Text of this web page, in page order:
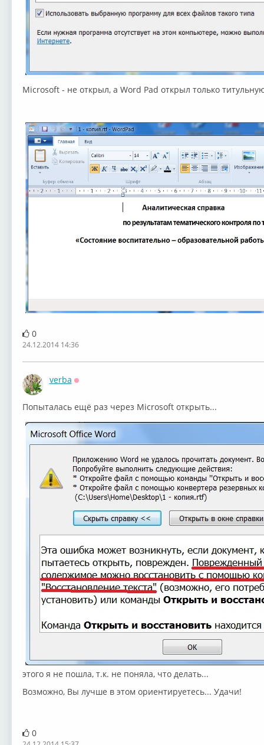
Microsoft - не открыл, а Word Pad открыл только
0
24.12.2014 14:36
verba
Попыталась ещё раз через Microsoft открыть...
этого я не пошла, т.к. не поняла, что делать...
Возможно, Вы лучше в этом ориентируетесь... Удачи!
0